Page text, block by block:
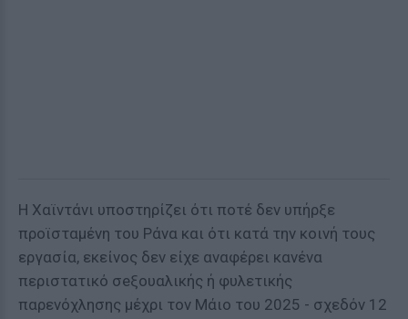
Η Χαϊντάνι υποστηρίζει ότι ποτέ δεν υπήρξε
προϊσταμένη του Ράνα και ότι κατά την κοινή τους
εργασία, εκείνος δεν είχε αναφέρει κανένα
περιστατικό σeξουαλικής ή φυλετικής
παρενόχλησης μέχρι τον Μάιο του 2025 - σχεδόν 12